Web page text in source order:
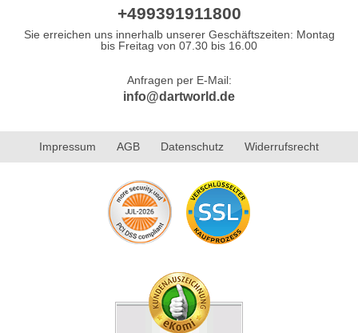
+499391911800
Sie erreichen uns innerhalb unserer Geschäftszeiten: Montag
bis Freitag von 07.30 bis 16.00
Anfragen per E-Mail:
info@dartworld.de
Impressum AGB Datenschutz Widerrufsrecht